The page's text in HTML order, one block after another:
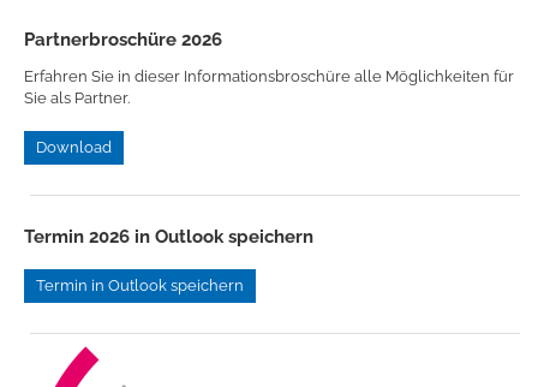
Partnerbroschüre 2026
Erfahren Sie in dieser Informationsbroschüre alle Möglichkeiten für
Sie als Partner.
Download
Termin 2026 in Outlook speichern
Termin in Outlook speichern